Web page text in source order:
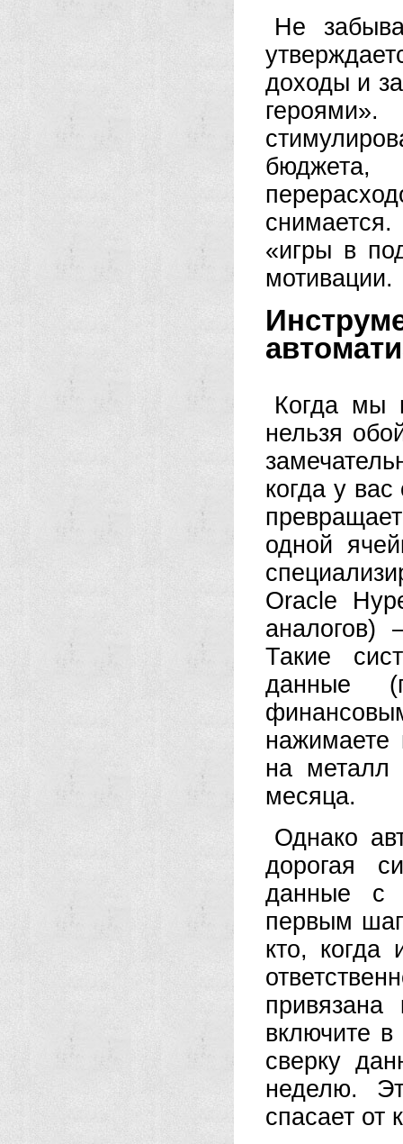
Не
доходы и
«игры в
мотивации.
Когда мы
нельзя
когда у
одной
Oracle
Такие
данные
на металл
месяца.
Однако
дорогая
данные с
первым
кто, когда
привязана
включите
сверку
неделю.
спасает от